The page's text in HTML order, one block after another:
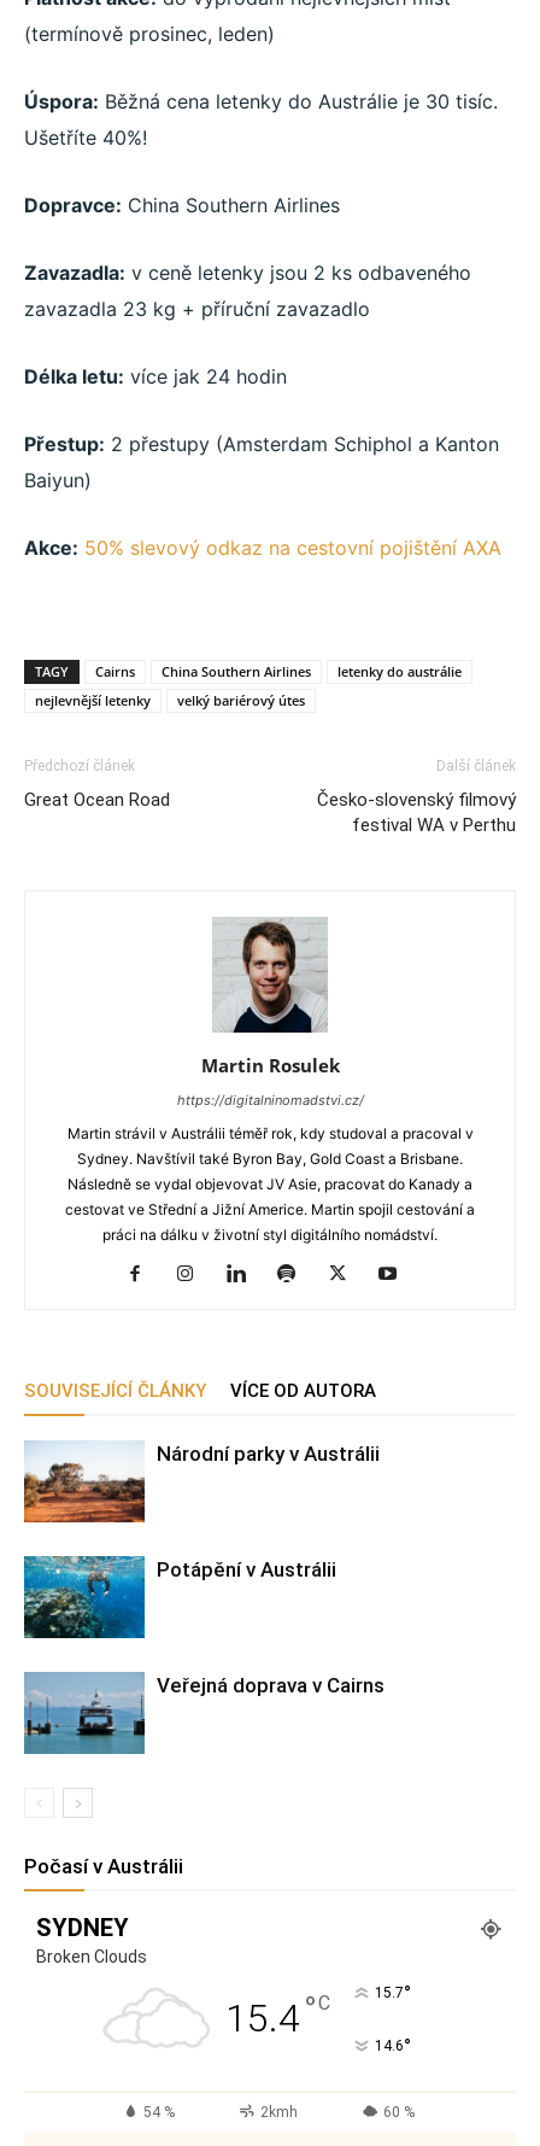
(termínově prosinec, leden)
Úspora: Běžná cena letenky do Austrálie je 30 tisíc.
Ušetříte 40%!
Dopravce: China Southern Airlines
Zavazadla: v ceně letenky jsou 2 ks odbaveného
zavazadla 23 kg + příruční zavazadlo
Délka letu: více jak 24 hodin
Přestup: 2 přestupy (Amsterdam Schiphol a Kanton
Baiyun)
Akce: 50% slevový odkaz na cestovní pojištění AXA
TAGY Cairns China Southern Airlines
letenky do austrálie
nejlevnější letenky
velký bariérový útes
Předchozí článek
Great Ocean Road
Další článek
Česko-slovenský filmový
festival WA v Perthu
Martin Rosulek
https://digitalninomadstvi.cz/
Martin strávil v Austrálii téměř rok, kdy studoval a pracoval v
Sydney. Navštívil také Byron Bay, Gold Coast a Brisbane.
Následně se vydal objevovat JV Asie, pracovat do Kanady a
cestovat ve Střední a Jižní Americe. Martin spojil cestování a
práci na dálku v životní styl digitálního nomádství.
SOUVISEJÍCÍ ČLÁNKY VÍCE OD AUTORA
Národní parky v Austrálii
Potápění v Austrálii
Veřejná doprava v Cairns
Počasí v Austrálii
SYDNEY
Broken Clouds
15.4°C 15.7°
14.6°
54 % 2kmh 60 %